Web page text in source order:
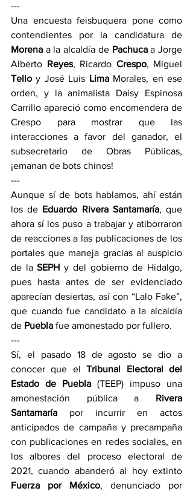
---
Una encuesta feisbuquera pone como
Morena a la alcaldía de Pachuca a Jorge
Alberto Reyes, Ricardo Crespo
Tello y José Luis Lima Morales, en ese
orden, y la animalista Daisy Espinosa
Carrillo apareció como encomendera de
Crespo para mostrar que las
interacciones a favor del ganador, el
subsecretario de Obras Públicas,
¡emanan de bots chinos!
---
Aunque sí de bots hablamos, ahí están
los de Eduardo Rivera Santamaría, que
ahora sí los puso a trabajar y atiborraron
de reacciones a las publicaciones de los
portales que maneja gracias al auspicio
de la SEPH y del gobierno de Hidalgo,
pues hasta antes de ser evidenciado
aparecían desiertas, así con “Lalo Fake”,
que cuando fue candidato a la alcaldía
de Puebla fue amonestado por fullero.
---
Sí, el pasado 18 de agosto se dio a
conocer que el Tribunal Electoral del
Estado de Puebla (TEEP) impuso una
amonestación pública a Rivera
Santamaría por incurrir en actos
anticipados de campaña y precampaña
con publicaciones en redes sociales, en
los albores del proceso electoral de
Fuerza por México, denunciado por